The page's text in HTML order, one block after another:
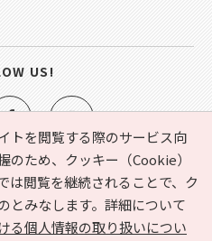
トを閲覧する際のサービス向
のため、クッキー（Cookie）
は閲覧を継続されることで、ク
とみなします。詳細について
る個人情報の取り扱いについ
お気に入り
ヘルプ
いについて
運営会社
US!